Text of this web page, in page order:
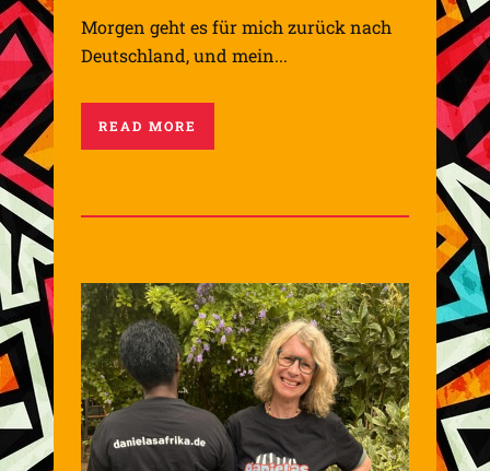
Morgen geht es für mich zurück nach
Deutschland, und mein...
READ MORE